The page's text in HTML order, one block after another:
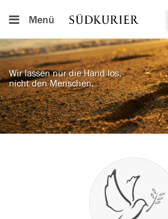
Menü
Wir lassen nur die Hand los,
nicht den Menschen.